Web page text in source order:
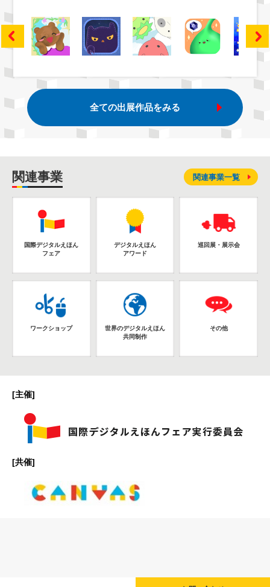
全ての出展作品をみる
関連事業
国際デジタルえほん
フェア
デジタルえほん
アワード
巡回展・展示会
ワークショップ
世界のデジタルえほん
共同制作
その他
関連事業一覧
[主催]
[共催]